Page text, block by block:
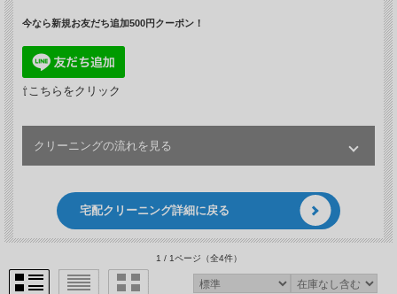
今なら新規お友だち追加500円クーポン！
⇧こちらをクリック
クリーニングの流れを見る
ネットで注文
宅配クリーニング詳細に戻る
1 / 1ページ （全4件）